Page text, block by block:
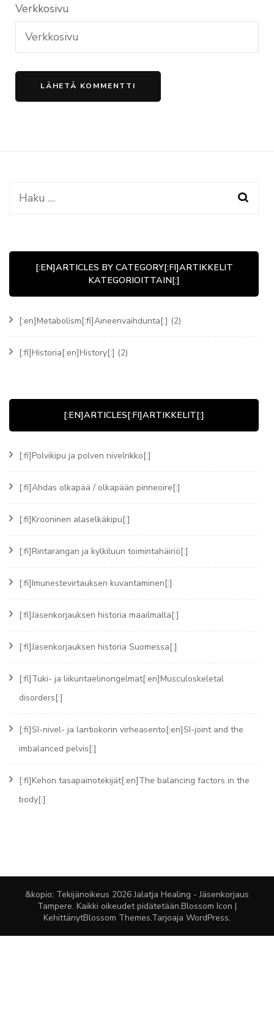
Verkkosivu
Haku:
[:EN]ARTICLES BY CATEGORY[:FI]ARTIKKELIT
KATEGORIOITTAIN[:]
[:en]Metabolism[:fi]Aineenvaihdunta[:] (2)
[:fi]Historia[:en]History[:] (2)
[:EN]ARTICLES[:FI]ARTIKKELIT[:]
[:fi]Polvikipu ja polven nivelrikko[:]
[:fi]Ahdas olkapää / olkapään pinneoire[:]
[:fi]Krooninen alaselkäkipu[:]
[:fi]Rintarangan ja kylkiluun toimintahäiriö[:]
[:fi]Imunestevirtauksen kuvantaminen[:]
[:fi]Jäsenkorjauksen historia maailmalla[:]
[:fi]Jäsenkorjauksen historia Suomessa[:]
[:fi]Tuki- ja liikuntaelinongelmat[:en]Musculoskeletal
disorders[:]
[:fi]SI-nivel- ja lantiokorin virheasento[:en]SI-joint and the
imbalanced pelvis[:]
[:fi]Kehon tasapainotekijät[:en]The balancing factors in the
body[:]
&kopio; Tekijänoikeus 2026Jalatja Healing - Jäsenkorjaus
Tampere. Kaikki oikeudet pidätetään.Blossom Icon |
KehittänytBlossom Themes.Tarjoaja WordPress.